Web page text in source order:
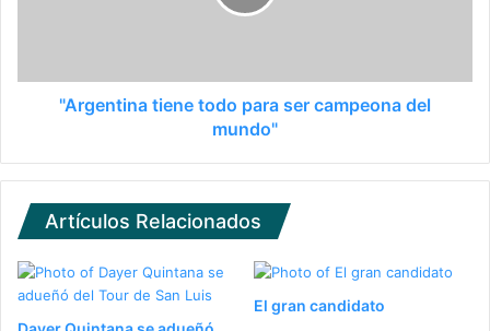
"Argentina tiene todo para ser campeona del
mundo"
Artículos Relacionados
El gran candidato